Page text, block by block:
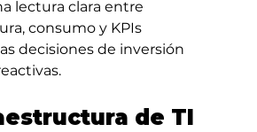
lectura clara entre
consumo y KPIs
decisiones de inversión
de TI